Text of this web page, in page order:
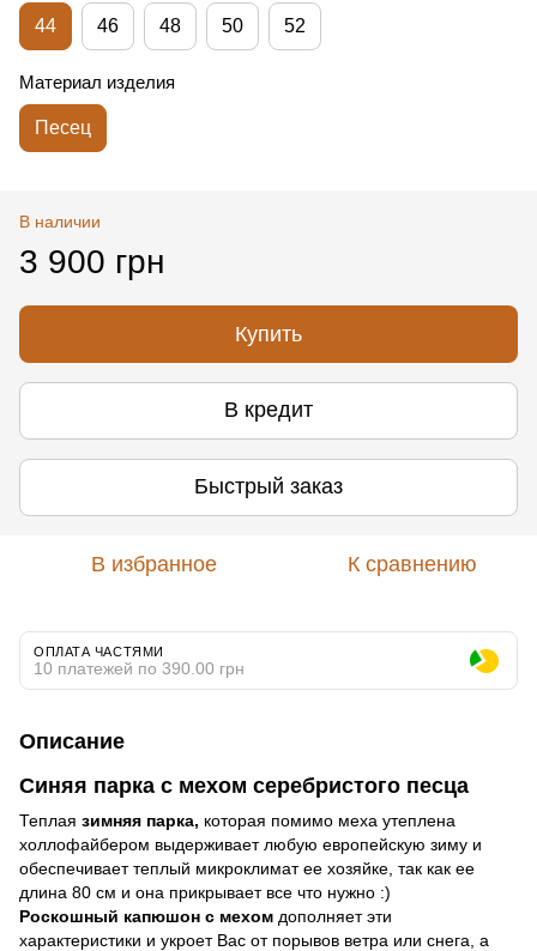
44 46 48 50 52
Материал изделия
Песец
В наличии
3 900 грн
Купить
В кредит
Быстрый заказ
В избранное К сравнению
ОПЛАТА ЧАСТЯМИ
10 платежей по 390.00 грн
Описание
Синяя парка с мехом серебристого песца
Теплая зимняя парка, которая помимо меха утеплена
холлофайбером выдерживает любую европейскую зиму и
обеспечивает теплый микроклимат ее хозяйке, так как ее
длина 80 см и она прикрывает все что нужно :)
Роскошный капюшон с мехом дополняет эти
характеристики и укроет Вас от порывов ветра или снега, а